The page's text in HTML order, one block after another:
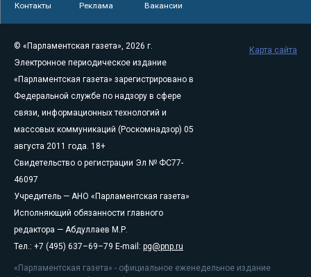
Контакты Реклама Вакансии
© «Парламентская газета», 2026 г.
Электронное периодическое издание
«Парламентская газета» зарегистрировано в
Федеральной службе по надзору в сфере
связи, информационных технологий и
массовых коммуникаций (Роскомнадзор) 05
августа 2011 года. 18+
Свидетельство о регистрации Эл № ФС77-
46097
Учредитель — АНО «Парламентская газета»
Исполняющий обязанности главного
редактора — Абдуллаев М.Р.
Тел.: +7 (495) 637–69–79 E-mail: pg@pnp.ru
«Парламентская газета» - официальное еженедельное издание
Карта сайта